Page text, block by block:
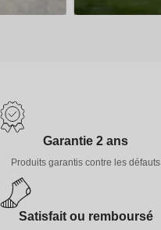
Garantie 2 ans
Produits garantis contre les défauts
Satisfait ou remboursé